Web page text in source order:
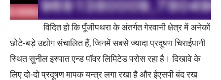
विदित हो कि पूँजीपथरा के अंतर्गत गेरवानी क्षेत्र में अनेकों
छोटे-बड़े उद्योग संचालित हैं, जिनमें सबसे ज्यादा प्रदूषण चिराईपानी
स्थित सुनील इस्पात एन्ड पॉवर लिमिटेड परोस रहा है। दिखावे के
लिए दो-दो प्रदूषण मापक यन्त्र लगा रखा है और ईएसपी बंद रख